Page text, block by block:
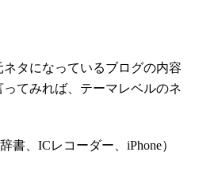
タになっているブログの内容
てみれば、テーマレベルのネ
書、ICレコーダー、iPhone）